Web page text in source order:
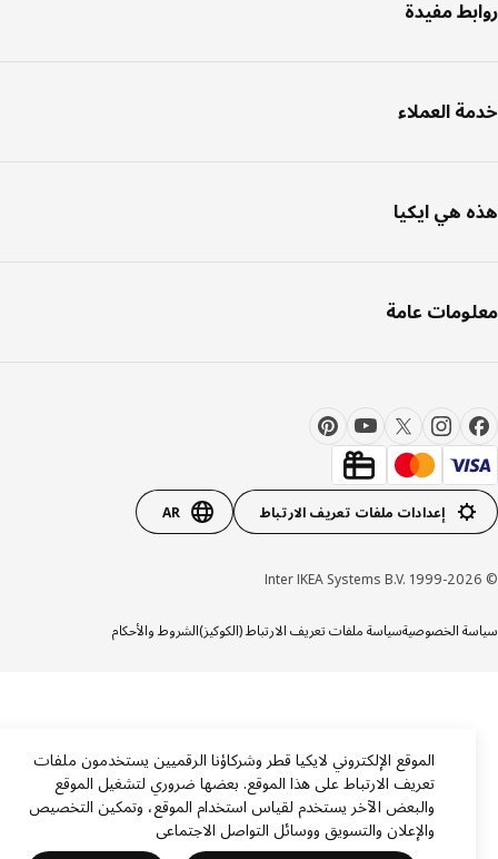
مفيدة
العملاء
هي ايكيا
عامة
إعدادات ملفات تعريف الارتباط AR
الخصوصيةسياسة ملفات تعريف الارتباط (الكوكيز)الشروط والأحكام
الموقع الإلكتروني لايكيا قطر وشركاؤنا الرقميين يستخدمون ملفات
تعريف الارتباط على هذا الموقع. بعضها ضروري لتشغيل الموقع
والبعض الآخر يستخدم لقياس استخدام الموقع، وتمكين التخصيص
والإعلان والتسويق ووسائل التواصل الاجتماعي